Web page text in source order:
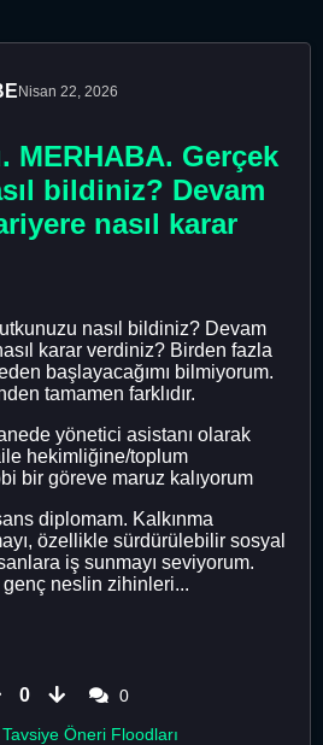
Nisan 22, 2026
MERHABA. Gerçek
bildiniz? Devam
nasıl karar
nasıl bildiniz? Devam
karar verdiniz? Birden fazla
başlayacağımı bilmiyorum.
tamamen farklıdır.
yönetici asistanı olarak
hekimliğine/toplum
bir göreve maruz kalıyorum
diplomam. Kalkınma
özellikle sürdürülebilir sosyal
iş sunmayı seviyorum.
neslin zihinleri...
0
0
Tavsiye Öneri Floodları